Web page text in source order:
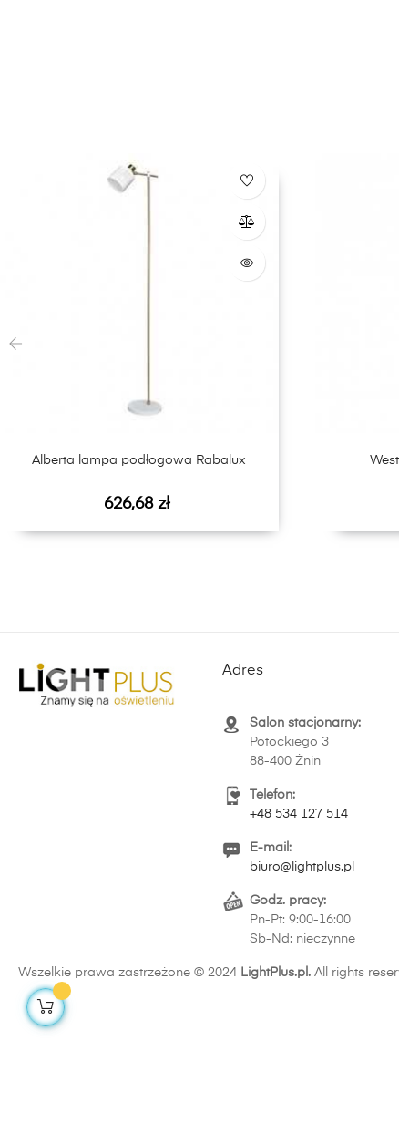
Alberta lampa podłogowa Rabalux
Cena
626,68 zł
Adres
Salon stacjonarny:
Potockiego 3
88-400 Żnin
Telefon:
+48 534 127 514
E-mail:
biuro@lightplus.pl
Godz. pracy:
Pn-Pt: 9:00-16:00
Sb-Nd: nieczynne
Wszelkie prawa zastrzeżone © 2024 LightPlus.pl. All rights